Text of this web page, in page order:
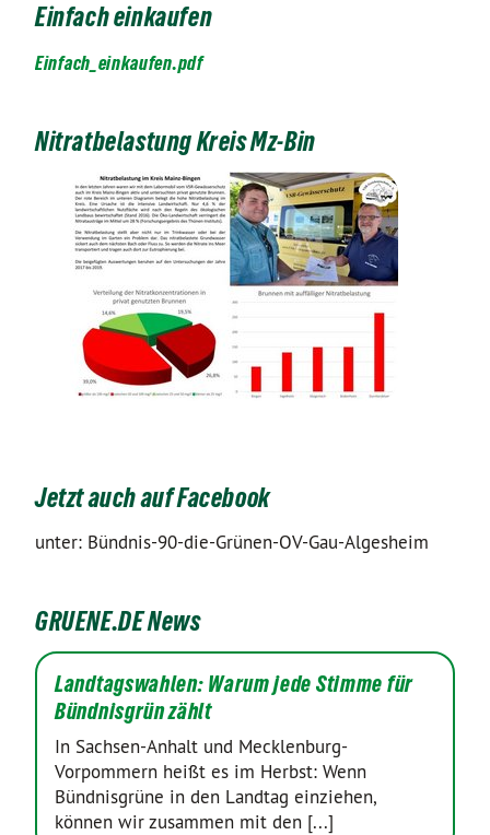
Einfach einkaufen
Einfach_einkaufen.pdf
Nitratbelastung Kreis Mz-Bin
Jetzt auch auf Facebook
unter: Bündnis-90-die-Grünen-OV-Gau-Algesheim
GRUENE.DE News
Landtagswahlen: Warum jede Stimme für
Bündnisgrün zählt
In Sachsen-Anhalt und Mecklenburg-
Vorpommern heißt es im Herbst: Wenn
Bündnisgrüne in den Landtag einziehen,
können wir zusammen mit den [...]